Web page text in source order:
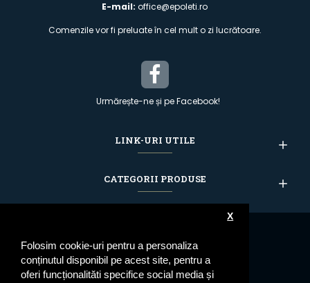
Folosim cookie-uri pentru a personaliza
conținutul disponibil pe acest site, pentru a
oferi funcționalităti specifice social media și
X
E-mail: office@epoleti.ro
Comenzile vor fi preluate în cel mult o zi lucrătoare.
Urmărește-ne și pe Facebook!
LINK-URI UTILE
CATEGORII PRODUSE